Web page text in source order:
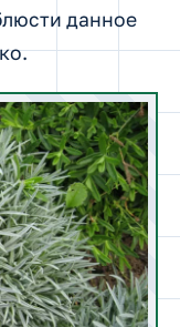
данное